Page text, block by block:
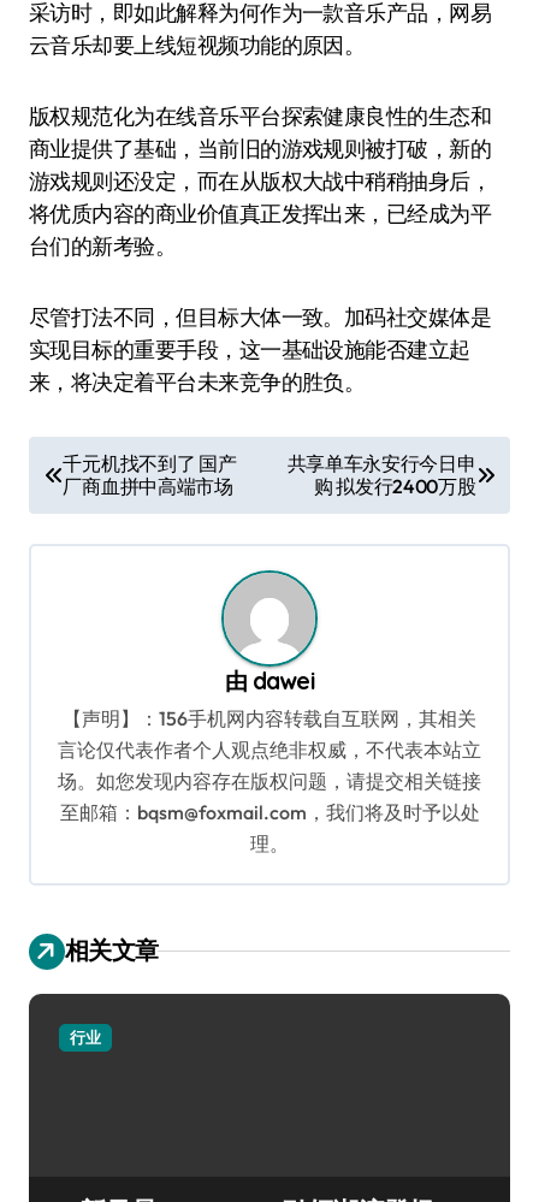
采访时，即如此解释为何作为一款音乐产品，网易
云音乐却要上线短视频功能的原因。
版权规范化为在线音乐平台探索健康良性的生态和
商业提供了基础，当前旧的游戏规则被打破，新的
游戏规则还没定，而在从版权大战中稍稍抽身后，
将优质内容的商业价值真正发挥出来，已经成为平
台们的新考验。
尽管打法不同，但目标大体一致。加码社交媒体是
实现目标的重要手段，这一基础设施能否建立起
来，将决定着平台未来竞争的胜负。
章
导
千元机找不到了 国产
厂商血拼中高端市场
共享单车永安行今日申
购 拟发行2400万股
由 dawei
【声明】：156手机网内容转载自互联网，其相关
言论仅代表作者个人观点绝非权威，不代表本站立
场。如您发现内容存在版权问题，请提交相关链接
至邮箱：bqsm@foxmail.com，我们将及时予以处
理。
相关文章
行业